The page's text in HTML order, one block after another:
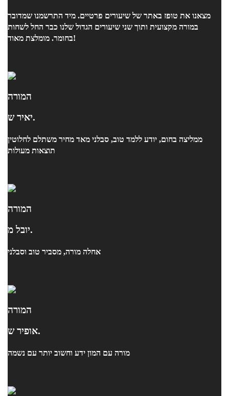
מצאנו את טופז באתר של שיעורים פרטיים. מיד התרשמנו שמדובר
במורה מקצועית ותוך שני שיעורים הגדול שלנו כבר החל לשחות
בחומר. מומלצת מאוד!
המורה
יאיר ש.
ממליצה בחום, יודע ללמד טוב, סבלני מאד מחיר משתלם לחלוטין
תוצאות מעולות
המורה
יובל מ.
אחלה מורה, מסביר טוב וסבלני
המורה
אופיר ש.
מורה עם המון ידע וחשוב יותר עם נשמה